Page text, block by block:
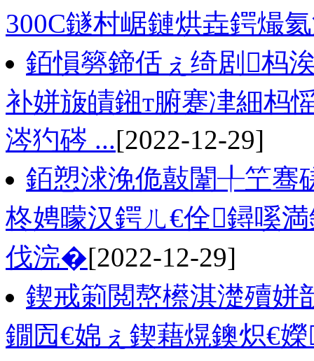
300C鐩村崌鏈烘垚鍔熶
銆愪簩鍗佸ぇ绮剧杩
补姘旇皟鎺т腑蹇冿細杩
涔犳硶 ...[2022-12-29]
銆愬浗浼佹敼闈╀笁骞
柊娉曚汉鍔ㄦ€佺鐞嗘
伐浣�[2022-12-29]
鍥戒箣閲嶅櫒淇濋殰姘
鐗囥€婂ぇ鍥藉熀鐭炽€